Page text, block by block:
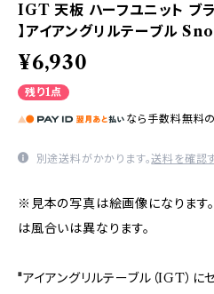
IGT 天板 ハーフユニット ブラ
】アイアングリルテーブル
¥6,930
残り1点
なら 手数料無料の
別途送料がかかります。送料を確認
※見本の写真は絵画像になります
は風合いは異なります。
"アイアングリルテーブル（IGT）に